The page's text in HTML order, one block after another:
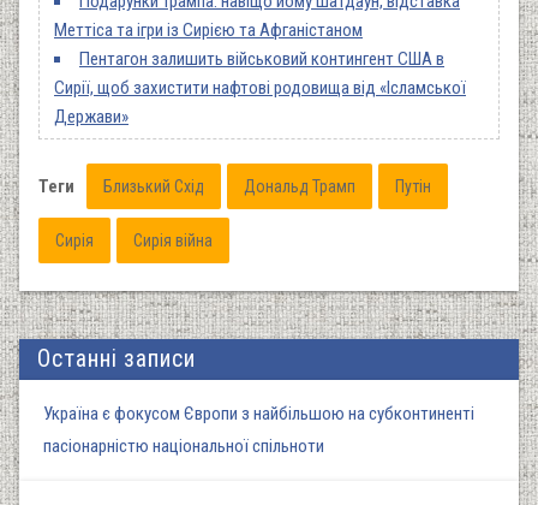
Меттіса та ігри із Сирією та Афганістаном
Пентагон залишить військовий контингент США в
Сирії, щоб захистити нафтові родовища від «Ісламської
Держави»
Теги Близький Схід Дональд Трамп Путін
Сирія Сирія війна
Останні записи
Україна є фокусом Європи з найбільшою на субконтиненті
пасіонарністю національної спільноти